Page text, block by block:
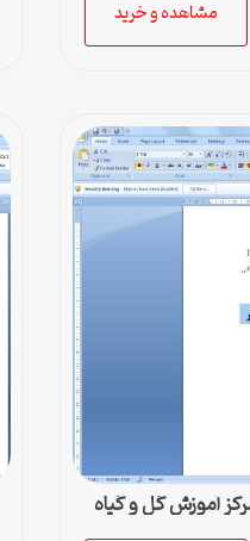
مشاهده و خرید
آموزش گل و گياه